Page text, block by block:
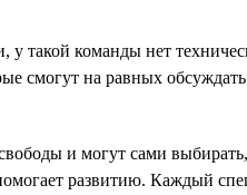
такой команды нет
смогут на равных
и могут сами
развитию. Каждый